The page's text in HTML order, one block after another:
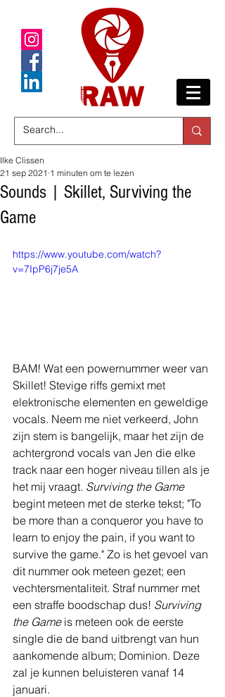
Sounds | Skillet, Surviving the
Game
Ilke Clissen
21 sep 2021 1 minuten om te lezen
https://www.youtube.com/watch?
v=7IpP6j7je5A
BAM! Wat een powernummer weer van
Skillet! Stevige riffs gemixt met
elektronische elementen en geweldige
vocals. Neem me niet verkeerd, John
zijn stem is bangelijk, maar het zijn de
achtergrond vocals van Jen die elke
track naar een hoger niveau tillen als je
het mij vraagt. Surviving the Game
begint meteen met de sterke tekst; "To
be more than a conqueror you have to
learn to enjoy the pain, if you want to
survive the game." Zo is het gevoel van
dit nummer ook meteen gezet; een
vechtersmentaliteit. Straf nummer met
een straffe boodschap dus! Surviving
the Game is meteen ook de eerste
single die de band uitbrengt van hun
aankomende album; Dominion. Deze
zal je kunnen beluisteren vanaf 14
januari.